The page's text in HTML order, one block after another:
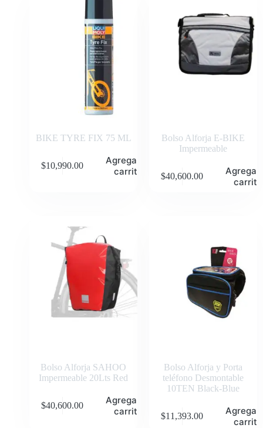
BIKE TYRE FIX 75 ML
$10,990.00
Agregar al
carrito
Bolso Alforja E-BIKE
Impermeable
$40,600.00
Agregar
carrito
Bolso Alforja SAHOO
Impermeable 20Lts Red
$40,600.00
Agregar al
carrito
Bolso Alforja y Porta
teléfono Desmontable
10TEN Black-Blue
$11,393.00
Agregar
carrito